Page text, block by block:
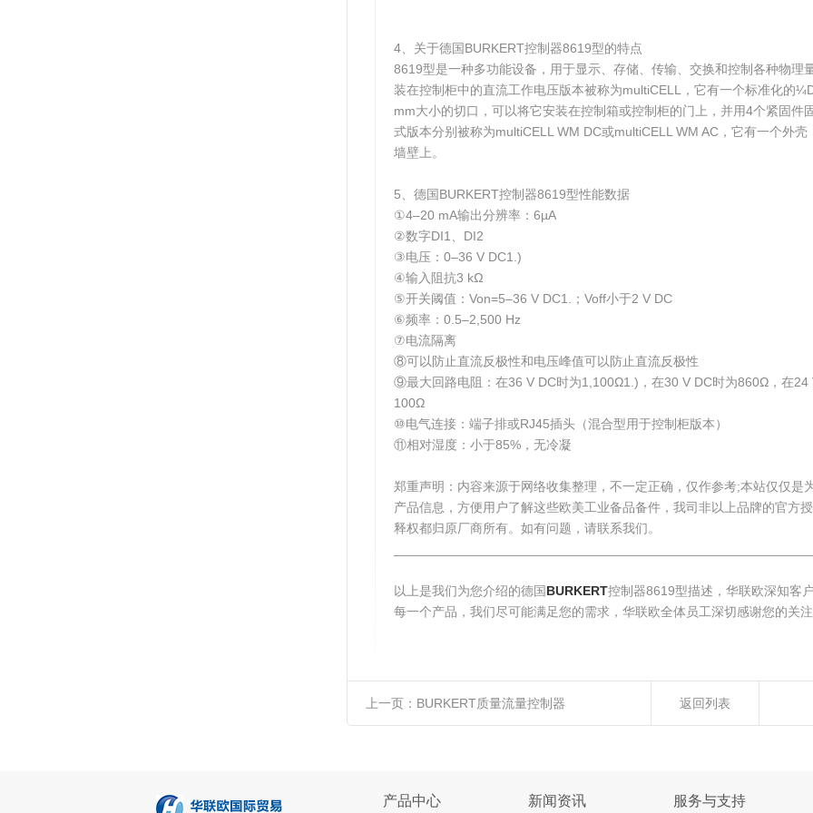
4、关于德国BURKERT控制器8619型的特点
8619型是一种多功能设备，用于显示、存储、传输、交换和控制各种物理
装在控制柜中的直流工作电压版本被称为multiCELL，它有一个标准化的
mm大小的切口，可以将它安装在控制箱或控制柜的门上，并用4个紧固件
式版本分别被称为multiCELL WM DC或multiCELL WM AC，它有一个外
墙壁上。
5、德国BURKERT控制器8619型性能数据
①4–20 mA输出分辨率：6µA
②数字DI1、DI2
③电压：0–36 V DC1.)
④输入阻抗3 kΩ
⑤开关阈值：Von=5–36 V DC1.；Voff小于2 V DC
⑥频率：0.5–2,500 Hz
⑦电流隔离
⑧可以防止直流反极性和电压峰值可以防止直流反极性
⑨最大回路电阻：在36 V DC时为1,100Ω1.)，在30 V DC时为860Ω，在24
100Ω
⑩电气连接：端子排或RJ45插头（混合型用于控制柜版本）
⑪相对湿度：小于85%，无冷凝
郑重声明：内容来源于网络收集整理，不一定正确，仅作参考;本站仅仅是
产品信息，方便用户了解这些欧美工业备品备件，我司非以上品牌的官方
释权都归原厂商所有。如有问题，请联系我们。
​以上是我们为您介绍的德国BURKERT控制器8619型描述，华联欧深知客
每一个产品，我们尽可能满足您的需求，华联欧全体员工深切感谢您的关
上一页： BURKERT质量流量控制器 返回列表
产品中心 新闻资讯 服务与支持